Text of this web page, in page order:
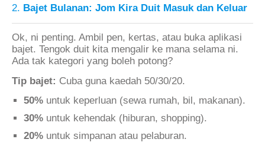
2. Bajet Bulanan: Jom Kira Duit Masuk dan Keluar
Ok, ni penting. Ambil pen, kertas, atau buka aplikasi
bajet. Tengok duit kita mengalir ke mana selama ni.
Ada tak kategori yang boleh potong?
Tip bajet: Cuba guna kaedah 50/30/20.
50% untuk keperluan (sewa rumah, bil, makanan).
30% untuk kehendak (hiburan, shopping).
20% untuk simpanan atau pelaburan.